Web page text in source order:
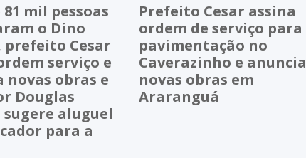
81 mil pessoas
o Dino
prefeito Cesar
serviço e
novas obras e
Douglas
sugere aluguel
para a
Prefeito Cesar assina
ordem de serviço para
pavimentação no
Caverazinho e anuncia
novas obras em
Araranguá